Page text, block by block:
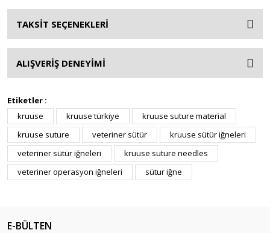
TAKSİT SEÇENEKLERİ
ALIŞVERİŞ DENEYİMİ
Etiketler :
kruuse
kruuse türkiye
kruuse suture material
kruuse suture
veteriner sütür
kruuse sütür iğneleri
veteriner sütür iğneleri
kruuse suture needles
veteriner operasyon iğneleri
sütur iğne
E-BÜLTEN